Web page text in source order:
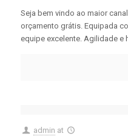
Seja bem vindo ao maior
orçamento grátis. Equipada
equipe excelente. Agilidade e
admin at